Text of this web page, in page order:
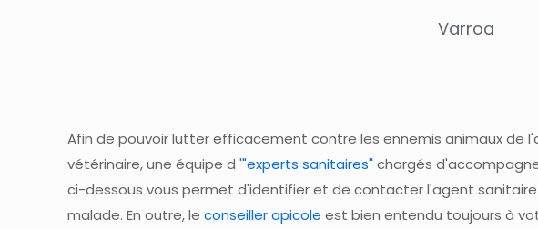
Varroa
Afin de pouvoir lutter efficacement contre les ennemis animaux de
vétérinaire, une équipe d '"experts sanitaires"chargés
ci-dessous vous permet d'identifier et de contacter l'agent
malade. En outre, le conseiller apicole est bien entendu toujours à